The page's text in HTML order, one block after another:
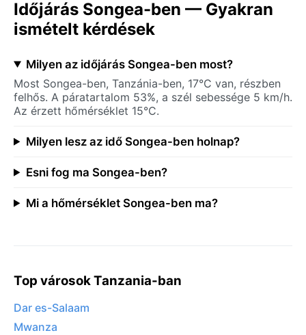
Időjárás Songea-ben — Gyakran
ismételt kérdések
Milyen az időjárás Songea-ben most?
Most Songea-ben, Tanzánia-ben, 17°C van, részben
felhős. A páratartalom 53%, a szél sebessége 5 km/h.
Az érzett hőmérséklet 15°C.
Milyen lesz az idő Songea-ben holnap?
Esni fog ma Songea-ben?
Mi a hőmérséklet Songea-ben ma?
Top városok Tanzania-ban
Dar es-Salaam
Mwanza